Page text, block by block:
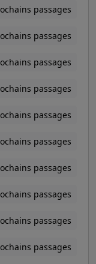
passages
passages
passages
passages
passages
passages
passages
passages
passages
passages